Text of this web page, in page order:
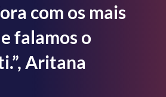
com os mais
falamos o
Aritana